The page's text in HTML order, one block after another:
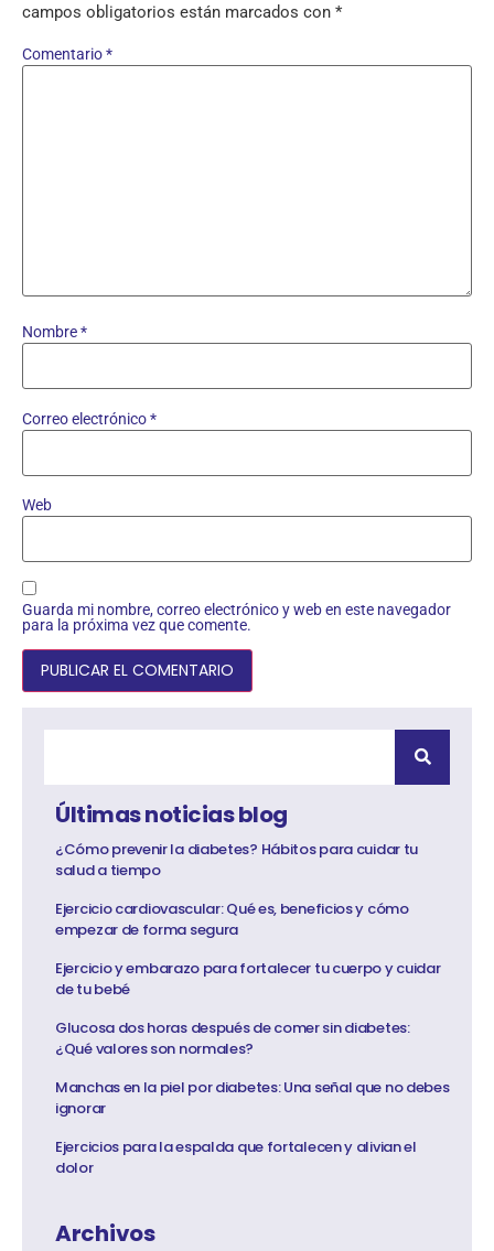
campos obligatorios están marcados con *
Comentario*
Nombre*
Correo electrónico*
Web
Guarda mi nombre, correo electrónico y web en este navegador
para la próxima vez que comente.
Últimas noticias blog
¿Cómo prevenir la diabetes? Hábitos para cuidar tu
salud a tiempo
Ejercicio cardiovascular: Qué es, beneficios y cómo
empezar de forma segura
Ejercicio y embarazo para fortalecer tu cuerpo y cuidar
de tu bebé
Glucosa dos horas después de comer sin diabetes:
¿Qué valores son normales?
Manchas en la piel por diabetes: Una señal que no debes
ignorar
Ejercicios para la espalda que fortalecen y alivian el
dolor
Archivos